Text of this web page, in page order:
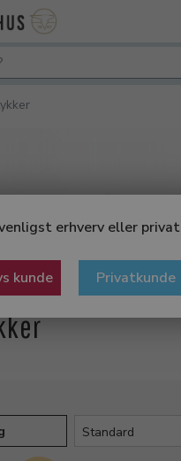
erhverv eller privat
kunde Privatkunde